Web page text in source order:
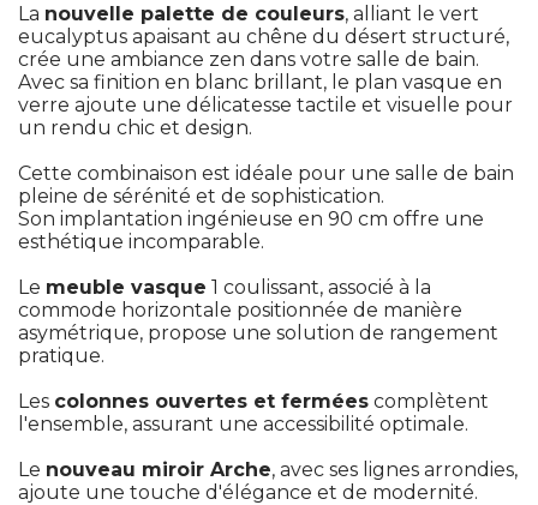
La nouvelle palette de couleurs, alliant le vert
eucalyptus apaisant au chêne du désert structuré,
crée une ambiance zen dans votre salle de bain.
Avec sa finition en blanc brillant, le plan vasque en
verre ajoute une délicatesse tactile et visuelle pour
un rendu chic et design.
Cette combinaison est idéale pour une salle de bain
pleine de sérénité et de sophistication.
Son implantation ingénieuse en 90 cm offre une
esthétique incomparable.
Le meuble vasque 1 coulissant, associé à la
commode horizontale positionnée de manière
asymétrique, propose une solution de rangement
pratique.
Les colonnes ouvertes et fermées complètent
l'ensemble, assurant une accessibilité optimale.
Le nouveau miroir Arche, avec ses lignes arrondies,
ajoute une touche d'élégance et de modernité.